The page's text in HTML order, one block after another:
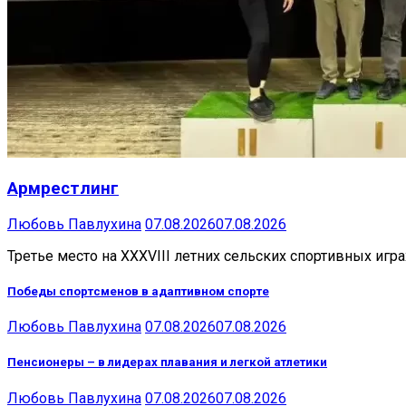
Армрестлинг
Любовь Павлухина 07.08.202607.08.2026
Третье место на XXXVIII летних сельских спортивных
Победы спортсменов в адаптивном спорте
Любовь Павлухина 07.08.202607.08.2026
Пенсионеры – в лидерах плавания и легкой атлетики
Любовь Павлухина 07.08.202607.08.2026